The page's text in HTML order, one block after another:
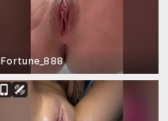
Fortune_888